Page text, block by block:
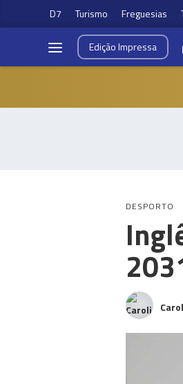
D7 Turismo Freguesias
EdiçãoImpressa
DESPORTO